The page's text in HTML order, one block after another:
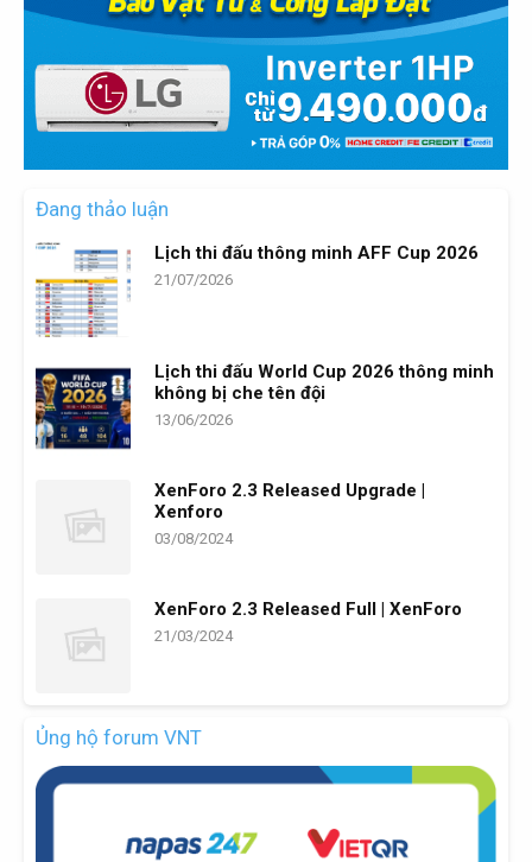
Đang thảo luận
Lịch thi đấu thông minh AFF Cup 2026
21/07/2026
Lịch thi đấu World Cup 2026 thông minh
không bị che tên đội
13/06/2026
XenForo 2.3 Released Upgrade |
Xenforo
03/08/2024
XenForo 2.3 Released Full | XenForo
21/03/2024
Ủng hộ forum VNT